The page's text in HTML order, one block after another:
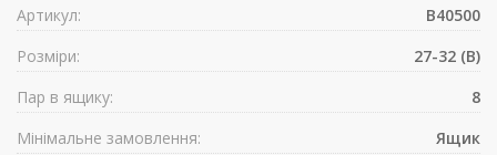
Артикул:
B40500
Розміри:
27-32 (B)
Пар в ящику:
8
Мінімальне замовлення:
Ящик